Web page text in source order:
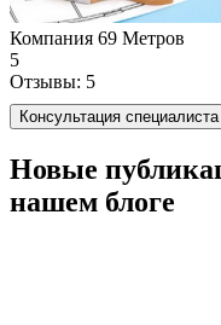
Компания 69 Метров
5
Отзывы: 5
Консультация специалиста
Новые
нашем блоге